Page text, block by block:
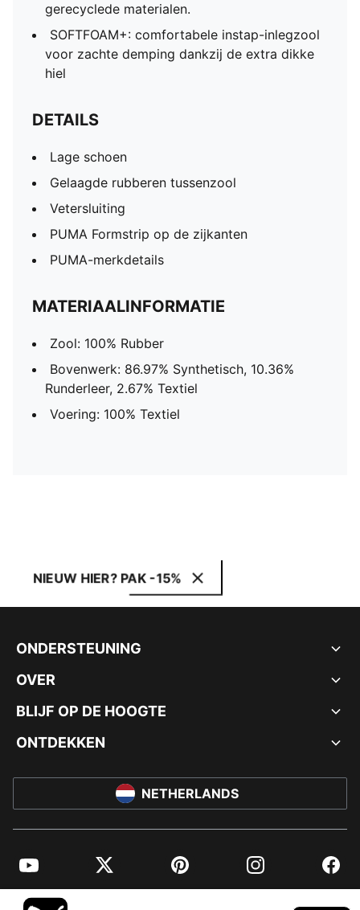
gerecyclede materialen.
SOFTFOAM+: comfortabele instap-inlegzool
voor zachte demping dankzij de extra dikke
hiel
DETAILS
Lage schoen
Gelaagde rubberen tussenzool
Vetersluiting
PUMA Formstrip op de zijkanten
PUMA-merkdetails
MATERIAALINFORMATIE
Zool: 100% Rubber
Bovenwerk: 86.97% Synthetisch, 10.36%
Runderleer, 2.67% Textiel
Voering: 100% Textiel
NIEUW HIER? PAK -15%
ONDERSTEUNING
OVER
BLIJF OP DE HOOGTE
ONTDEKKEN
NETHERLANDS
YouTube Twitter Pinterest Instagram
© PUMA EUROPE GMBH, 2026. ALLE RECHTEN VOORBEHOUDEN